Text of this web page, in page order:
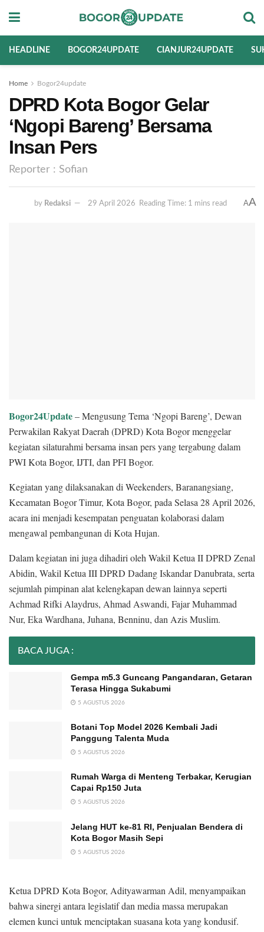
HEADLINE BOGOR24UPDATE CIANJUR24UPDATE
Home Bogor24update
DPRD Kota Bogor Gelar
‘Ngopi Bareng’ Bersama
Insan Pers
Reporter : Sofian
by Redaksi 29 April 2026 Reading Time: 1 mins read AA
Bogor24Update– ​Mengusung Tema ‘Ngopi Bareng’, Dewan
Perwakilan Rakyat Daerah (DPRD) Kota Bogor menggelar
kegiatan silaturahmi bersama insan pers yang tergabung dalam
PWI Kota Bogor, IJTI, dan PFI Bogor.
Kegiatan yang dilaksanakan di Weekenders, Baranangsiang,
Kecamatan Bogor Timur, Kota Bogor, pada Selasa 28 April 2026,
acara ini menjadi kesempatan penguatan kolaborasi dalam
mengawal pembangunan di Kota Hujan.
Dalam kegiatan ini juga dihadiri oleh Wakil Ketua II DPRD Zenal
Abidin, Wakil Ketua III DPRD Dadang Iskandar Danubrata, serta
sejumlah pimpinan alat kelengkapan dewan lainnya seperti
Achmad Rifki Alaydrus, Ahmad Aswandi, Fajar Muhammad
Nur, Eka Wardhana, Juhana, Benninu, dan Azis Muslim.
BACA JUGA :
Gempa m5.3 Guncang Pangandaran, Getaran
Terasa Hingga Sukabumi
5 AGUSTUS 2026
Botani Top Model 2026 Kembali Jadi
Panggung Talenta Muda
5 AGUSTUS 2026
Rumah Warga di Menteng Terbakar, Kerugian
Capai Rp150 Juta
5 AGUSTUS 2026
Jelang HUT ke-81 RI, Penjualan Bendera di
Kota Bogor Masih Sepi
5 AGUSTUS 2026
​Ketua DPRD Kota Bogor, Adityawarman Adil, menyampaikan
bahwa sinergi antara legislatif dan media massa merupakan
elemen kunci untuk menciptakan suasana kota yang kondusif.